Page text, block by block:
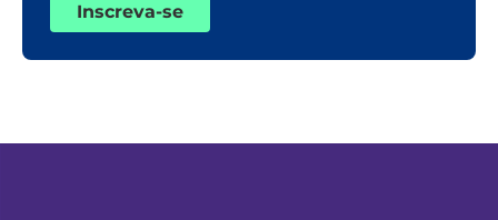
Inscreva-se